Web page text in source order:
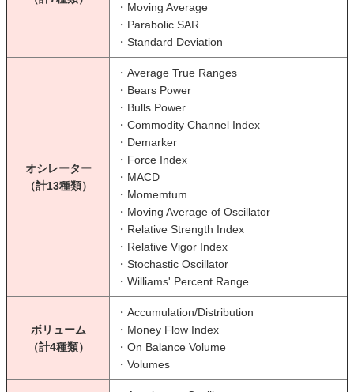
・Moving Average
・Parabolic SAR
・Standard Deviation
オシレーター
（計13種類）
・Average True Ranges
・Bears Power
・Bulls Power
・Commodity Channel Index
・Demarker
・Force Index
・MACD
・Momemtum
・Moving Average of Oscillator
・Relative Strength Index
・Relative Vigor Index
・Stochastic Oscillator
・Williams' Percent Range
ボリューム
（計4種類）
・Accumulation/Distribution
・Money Flow Index
・On Balance Volume
・Volumes